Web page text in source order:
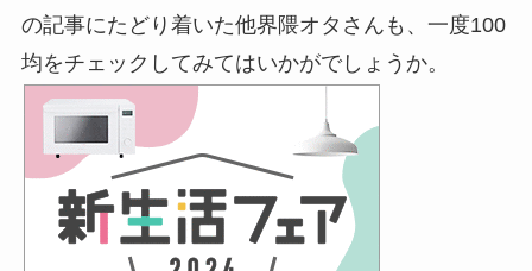
の記事にたどり着いた他界隈オタさんも、一度100
均をチェックしてみてはいかがでしょうか。